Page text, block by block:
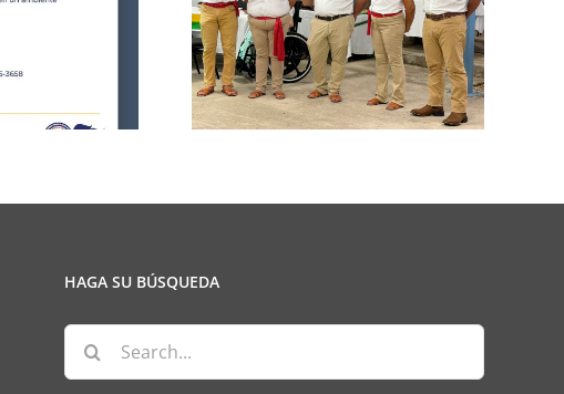
de la
de Julio
CCPCR Informa
HAGA SU BÚSQUEDA
Search
for: